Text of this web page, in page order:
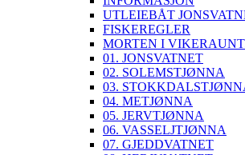
UTLEIEBÅT
FISKEREGLER
MORTEN I
01. JONSVATNET
02. SOLEMSTJØNNA
03.
04. METJØNNA
05. JERVTJØNNA
06. VASSELJTJØNNA
07. GJEDDVATNET